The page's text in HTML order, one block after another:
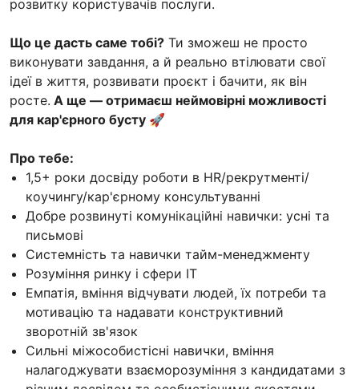
розвитку користувачів послуги.
Що це дасть саме тобі? Ти зможеш не просто
виконувати завдання, а й реально втілювати свої
ідеї в життя, розвивати проєкт і бачити, як він
росте. А ще — отримаєш неймовірні можливості
для кар'єрного бусту 🚀
Про тебе:
1,5+ роки досвіду роботи в HR/рекрутменті/
коучингу/кар'єрному консультуванні
Добре розвинуті комунікаційні навички: усні та
письмові
Системність та навички тайм-менеджменту
Розуміння ринку і сфери ІТ
Емпатія, вміння відчувати людей, їх потреби та
мотивацію та надавати конструктивний
зворотній зв'язок
Сильні міжособистісні навички, вміння
налагоджувати взаєморозуміння з кандидатами з